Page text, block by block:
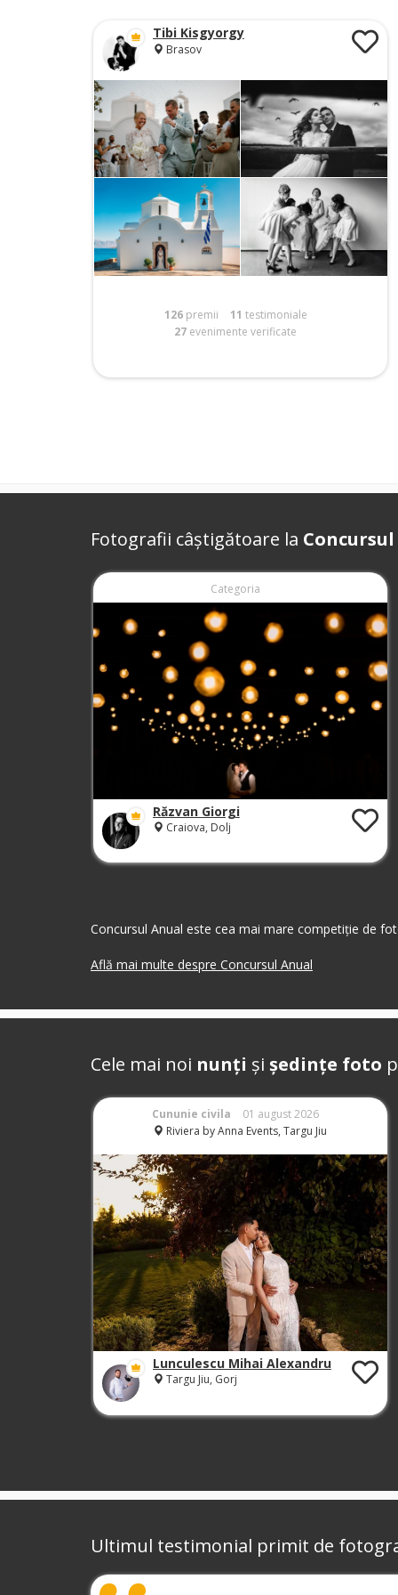
Tibi Kisgyorgy
Brasov
126premii 11 testimoniale
27 evenimente verificate
Fotografii câștigătoare la
Categoria
Răzvan Giorgi
Craiova, Dolj
Concursul Anual este cea mai mare competiție de
Află mai multe despre Concursul Anual
Cele mai noi nunți și ședințe foto
Cununie civila
01 august 2026
Riviera by Anna Events, Targu Jiu
Lunculescu Mihai Alexandru
Targu Jiu, Gorj
Ultimul testimonial primit de